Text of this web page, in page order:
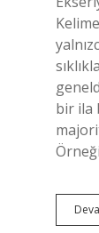
bir ila